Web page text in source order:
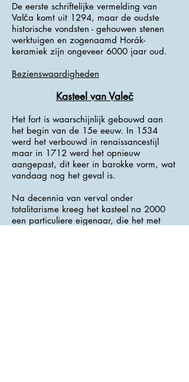
De eerste schriftelijke vermelding van
Valča komt uit 1294, maar de oudste
historische vondsten - gehouwen stenen
werktuigen en zogenaamd Horák-
keramiek zijn ongeveer 6000 jaar oud.
Bezienswaardigheden
Kasteel van Valeč
Het fort is waarschijnlijk gebouwd aan
het begin van de 15e eeuw. In 1534
werd het verbouwd in renaissancestijl
maar in 1712 werd het opnieuw
aangepast, dit keer in barokke vorm, wat
vandaag nog het geval is.
Na decennia van verval onder
totalitarisme kreeg het kasteel na 2000
een particuliere eigenaar, die het met